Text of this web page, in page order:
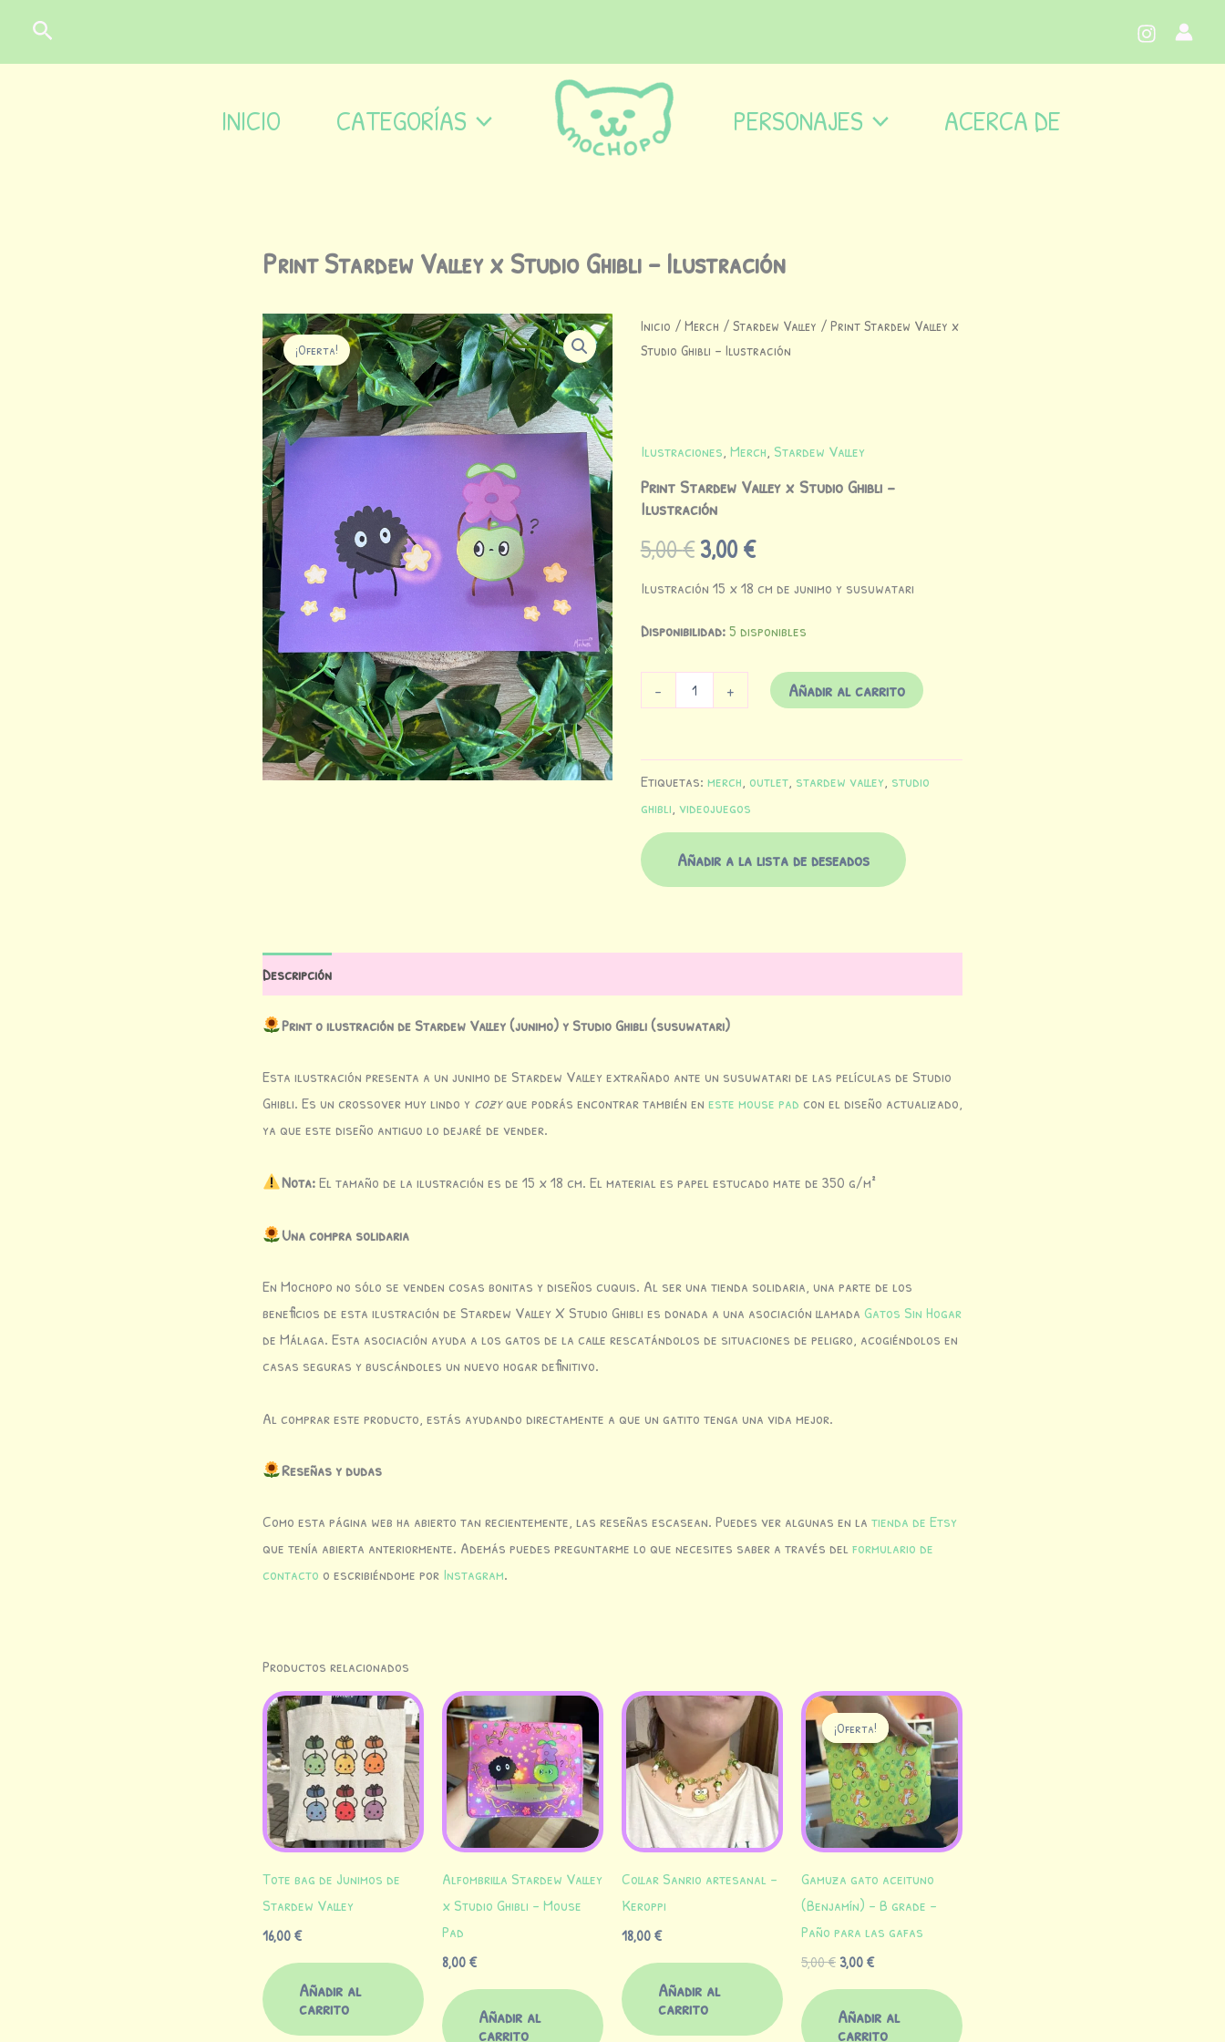
contenido
Buscar
INICIO CATEGORÍAS PERSONAJES ACERCA DE
Print Stardew Valley x Studio Ghibli – Ilustración
¡Oferta!
Inicio /Merch /Stardew Valley / Print Stardew Valley x
Studio Ghibli – Ilustración
Ilustraciones, Merch, Stardew Valley
Print Stardew Valley x Studio Ghibli –
Ilustración
5,00€
El
era:
5,00 €.
3,00€
El
es:
3,00 €.
Ilustración 15 x 18 cm de junimo y susuwatari
Disponibilidad:5 disponibles
-
Print
Valley
Ilustración
+ Añadir al carrito
Etiquetas: merch, outlet, stardew valley, studio
ghibli, videojuegos
Añadir a la lista de deseados
Descripción
Print o ilustración de Stardew Valley (junimo) y Studio Ghibli (susuwatari)
Esta ilustración presenta a un junimo de Stardew Valley extrañado ante un susuwatari de las películas de Studio
Ghibli. Es un crossover muy lindo y cozyque podrás encontrar también en este mouse pad con el diseño actualizado,
ya que este diseño antiguo lo dejaré de vender.
Nota:El tamaño de la ilustración es de 15 x 18 cm. El material es papel estucado mate de 350 g/m²
Una compra solidaria
En Mochopo no sólo se venden cosas bonitas y diseños cuquis. Al ser una tienda solidaria, una parte de los
beneficios de esta ilustración de Stardew Valley X Studio Ghibli es donada a una asociación llamada Gatos Sin Hogar
de Málaga. Esta asociación ayuda a los gatos de la calle rescatándolos de situaciones de peligro, acogiéndolos en
casas seguras y buscándoles un nuevo hogar definitivo.
Al comprar este producto, estás ayudando directamente a que un gatito tenga una vida mejor.
Reseñas y dudas
Como esta página web ha abierto tan recientemente, las reseñas escasean. Puedes ver algunas en la tienda de Etsy
que tenía abierta anteriormente. Además puedes preguntarme lo que necesites saber a través del formulario de
contacto o escribiéndome por Instagram.
Productos relacionados
Tote bag de Junimos de
Stardew Valley
16,00€
Añadir al
carrito
Alfombrilla Stardew Valley
x Studio Ghibli – Mouse
Pad
8,00€
Añadir al
carrito
Collar Sanrio artesanal –
Keroppi
18,00€
Añadir al
carrito
¡Oferta!
¡Oferta!
Gamuza gato aceituno
(Benjamín) – B grade –
Paño para las gafas
5,00€
El
precio
original
era:
5,00 €.
3,00€
El
precio
actual
es:
3,00 €.
Añadir al
carrito